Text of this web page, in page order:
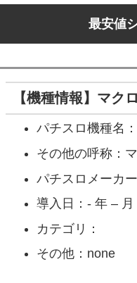
最安値
【機種情報】マク
パチスロ機種名
その他の呼称：
パチスロメーカ
導入日：- 年 – 月
カテゴリ：
その他：none